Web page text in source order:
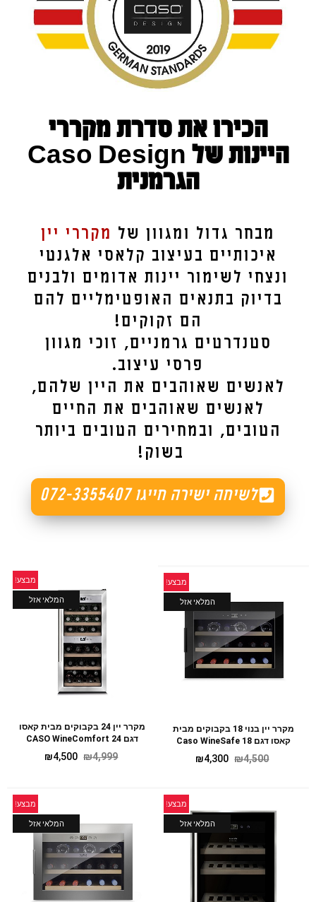
הכירו את סדרת מקררי
היינות של Caso Design
הגרמנית
מבחר גדול ומגוון של מקררי יין
איכותיים בעיצוב קלאסי אלגנטי
ונצחי לשימור יינות אדומים ולבנים
בדיוק בתנאים האופטימליים להם
הם זקוקים!
סטנדרטים גרמניים, זוכי מגוון
פרסי עיצוב.
לאנשים שאוהבים את היין שלהם,
לאנשים שאוהבים את החיים
הטובים, ובמחירים הטובים ביותר
בשוק!
לשיחה ישירה חייגו 072-3355407
מבצע!
המלאי אזל
מקרר יין 24 בקבוקים מבית קאסו
דגם CASO WineComfort 24
₪4,999
₪4,500
מבצע!
המלאי אזל
מקרר יין בנוי 18 בקבוקים מבית
קאסו דגם Caso WineSafe 18
₪4,500
₪4,300
מבצע!
המלאי אזל
מבצע!
המלאי אזל